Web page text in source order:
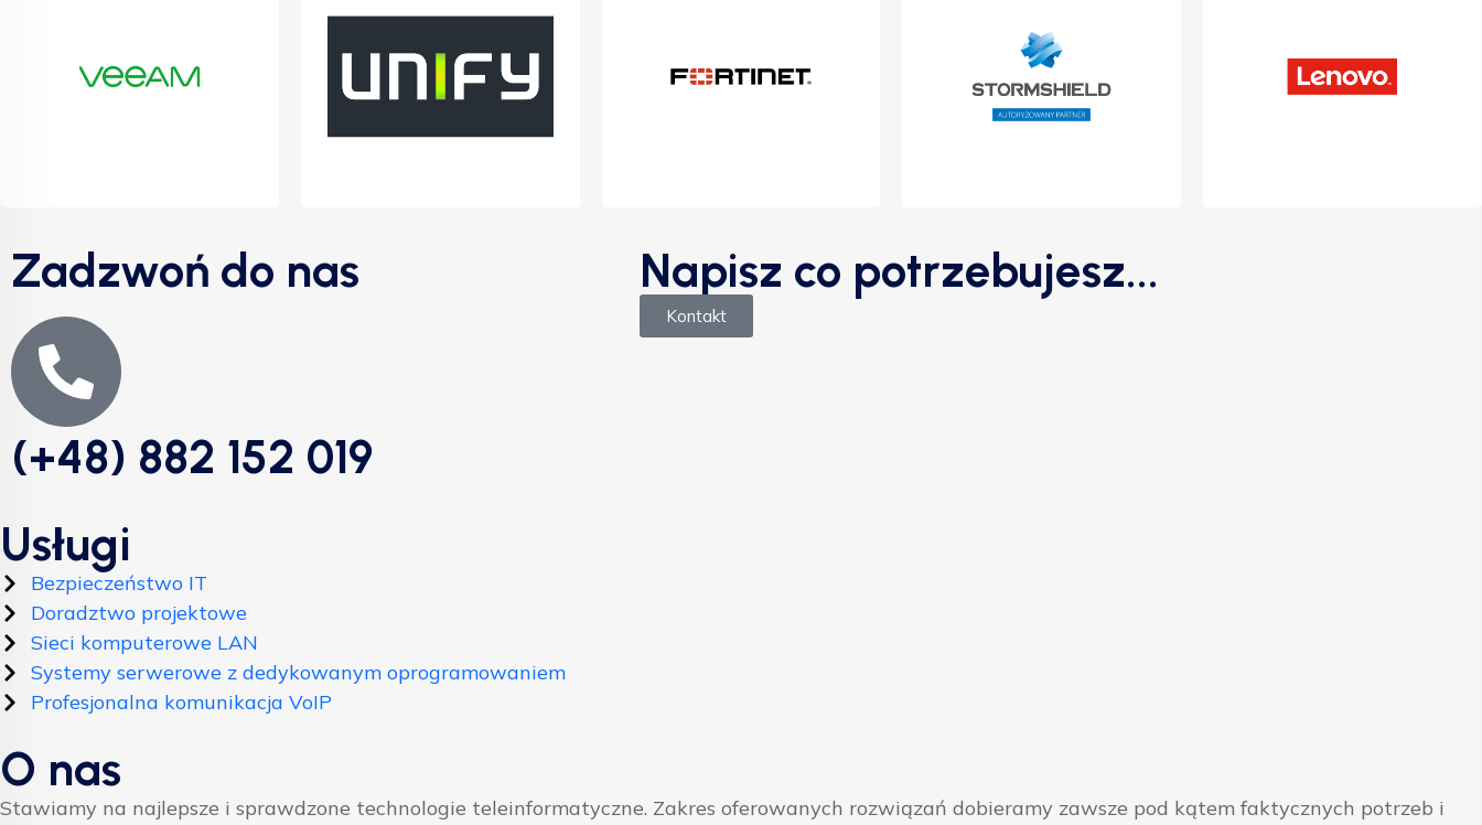
Zadzwoń do nas
(+48) 882 152 019
Napisz co potrzebujesz...
Kontakt
Usługi
Bezpieczeństwo IT
Doradztwo projektowe
Sieci komputerowe LAN
Systemy serwerowe z dedykowanym oprogramowaniem
Profesjonalna komunikacja VoIP
O nas
Stawiamy na najlepsze i sprawdzone technologie teleinformatyczne. Zakres oferowanych rozwiązań dobieramy zawsze pod kątem faktycznych potrzeb i